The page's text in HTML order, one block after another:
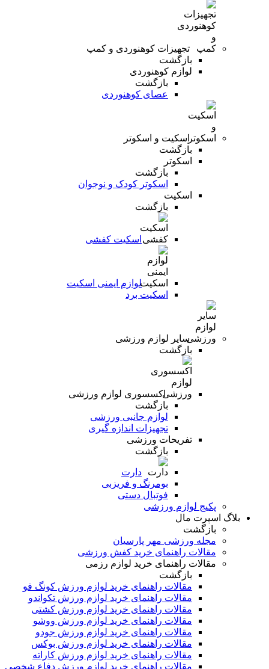
تجهیزات کوهنوردی و کمپ
بازگشت
لوازم کوهنوردی
بازگشت
عصای کوهنوردی
اسکیت و اسکوتر
بازگشت
اسکوتر
بازگشت
اسکوتر کودک و نوجوان
اسکیت
بازگشت
اسکیت کفشی
لوازم ایمنی اسکیت
اسکیت برد
سایر لوازم ورزشی
بازگشت
اکسسوری لوازم ورزشی
بازگشت
لوازم جانبی ورزشی
تجهیزات اندازه گیری
تفریحات ورزشی
بازگشت
دارت
بومرنگ و فریزبی
فوتبال دستی
پکیج لوازم ورزشی
بلاگ اسپرت مال
بازگشت
مجله ورزشی مهر پارسیان
مقالات راهنمای خرید کفش ورزشی
مقالات راهنمای خرید لوازم رزمی
بازگشت
مقالات راهنمای خرید لوازم ورزش کونگ فو
مقالات راهنمای خرید لوازم ورزش تکواندو
مقالات راهنمای خرید لوازم ورزش کشتی
مقالات راهنمای خرید لوازم ورزش ووشو
مقالات راهنمای خرید لوازم ورزش جودو
مقالات راهنمای خرید لوازم ورزش بوکس
مقالات راهنمای خرید لوازم ورزش کاراته
مقالات راهنمای خرید لوازم ورزش دفاع شخصی